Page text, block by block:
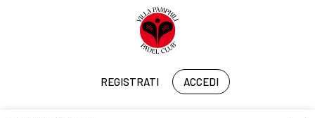
REGISTRATI ACCEDI